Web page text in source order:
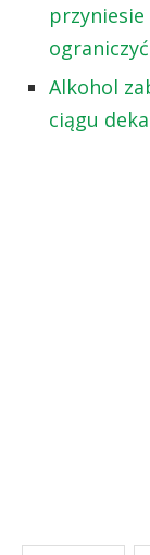
przyniesie
Alkohol
ciągu